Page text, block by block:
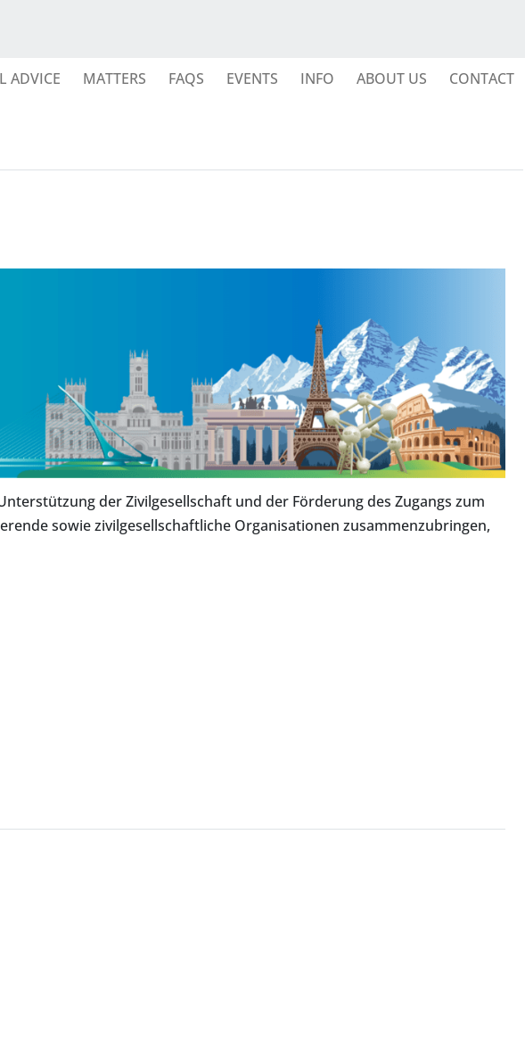
ADVICE MATTERS FAQS EVENTS INFO ABOUT US CONTACT
der Zivilgesellschaft und der Förderung des Zugangs zum
sowie zivilgesellschaftliche Organisationen zusammenzubringen,